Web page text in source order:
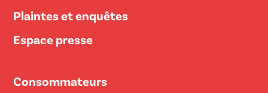
Plaintes et enquêtes
Espace presse
Consommateurs